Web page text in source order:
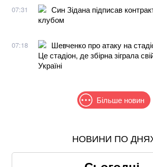
07:31
Син Зідана підписав
клубом
07:18
Шевченко про атаку на
Це стадіон, де збірна зіграла
Україні
Більше новин
Співаків і телеведучих хочуть
НОВИНИ ПО